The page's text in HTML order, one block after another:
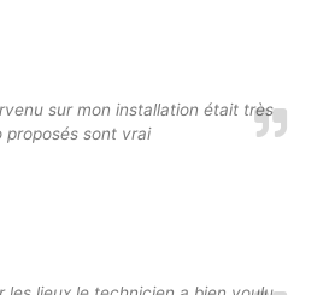
sur mon installation était très
proposés sont vrai